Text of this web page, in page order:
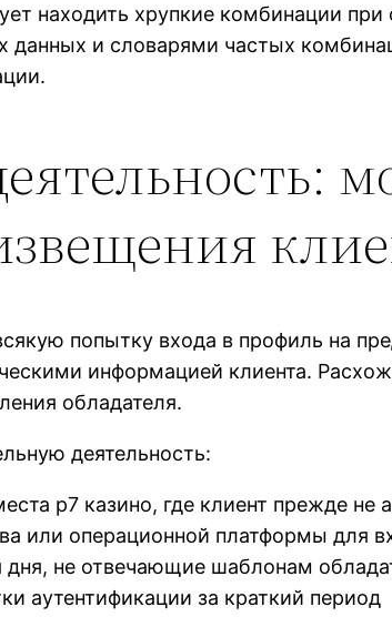
находить хрупкие комбинации
и словарями частых
попытку входа в профиль на
информацией клиента.
обладателя.
деятельность:
р7 казино, где клиент прежде не
или операционной платформы для
не отвечающие шаблонам
аутентификации за краткий период